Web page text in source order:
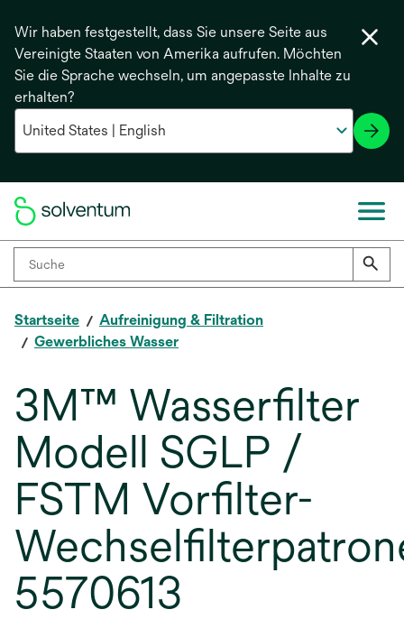
Wir haben festgestellt, dass Sie unsere Seite aus
Vereinigte Staaten von Amerika aufrufen. Möchten
Sie die Sprache wechseln, um angepasste Inhalte zu
erhalten?
Startseite
Aufreinigung & Filtration
Gewerbliches Wasser
3M™ Wasserfilter
Modell SGLP /
FSTM Vorfilter-
5570613